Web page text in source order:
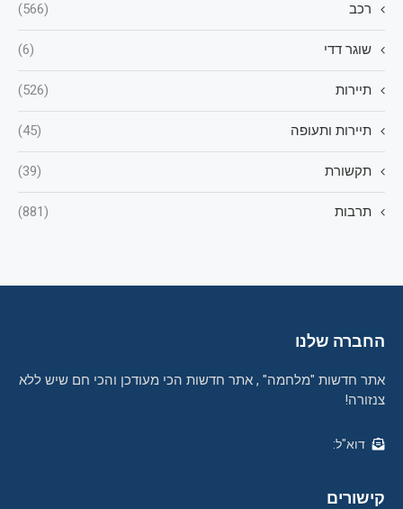
רכב (566)
שוגר דדי (6)
תיירות (526)
תיירות ותעופה (45)
תקשורת (39)
תרבות (881)
החברה שלנו
אתר חדשות "מלחמה" , אתר חדשות הכי מעודכן והכי חם שיש ללא
צנזורה!
דוא"ל:
קישורים